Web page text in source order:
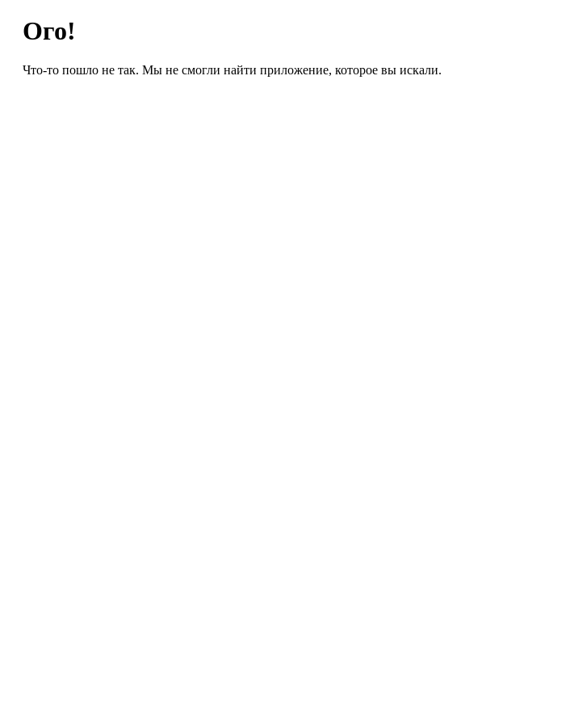
Ого!
Что-то пошло не так. Мы не смогли найти приложение, которое вы искали.